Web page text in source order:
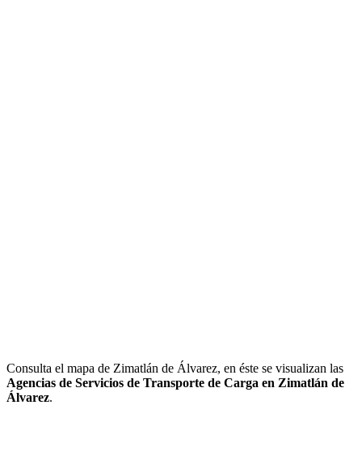
Consulta el mapa de Zimatlán de Álvarez, en éste se visualizan las
Agencias de Servicios de Transporte de Carga en Zimatlán de
Álvarez.